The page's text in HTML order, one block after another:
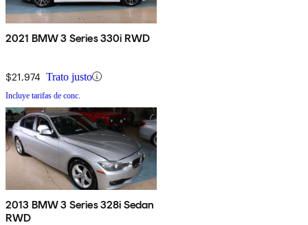
2021 BMW 3 Series 330i RWD
$21,974 Trato justo
Incluye tarifas de conc.
2013 BMW 3 Series 328i Sedan
RWD